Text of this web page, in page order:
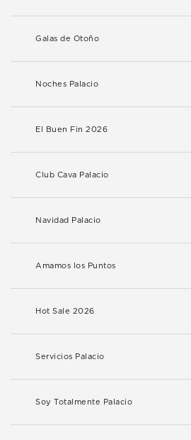
Galas de Otoño
Noches Palacio
El Buen Fin 2026
Club Cava Palacio
Navidad Palacio
Amamos los Puntos
Hot Sale 2026
Servicios Palacio
Soy Totalmente Palacio